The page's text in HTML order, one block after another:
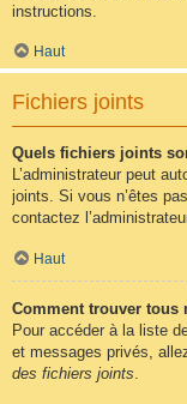
instructions.
Haut
Fichiers joints
Quels fichiers joints
L’administrateur peut
joints. Si vous n’êtes
contactez
Haut
Comment trouver
Pour accéder à la liste
et messages privés,
des fichiers joints